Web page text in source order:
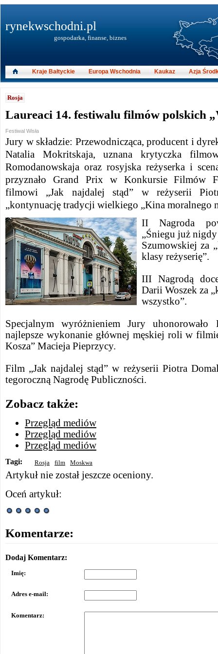
Rosja
Laureaci 14. festiwalu filmów polskich
Festiwal Wisła
Jury w składzie: Przewodnicząca, producent i
Natalia Mokritskaja, uznana krytyczka
Romodanowskaja oraz rosyjska reżyserka i
przyznało Grand Prix w Konkursie Filmów
filmowi „Jak najdalej stąd” w reżyserii
„kontynuację tradycji wielkiego „Kina moralnego
II Nagroda
„Śniegu już
Szumowskiej za
klasy reżyserię”.
III Nagrodą
Darii Woszek za
wszystko”.
Specjalnym wyróżnieniem Jury
najlepsze wykonanie głównej męskiej roli w
Kosza” Macieja Pieprzycy.
Film „Jak najdalej stąd” w reżyserii Piotra
tegoroczną Nagrodę Publiczności.
Zobacz także:
Przegląd mediów
Przegląd mediów
Przegląd mediów
Tagi: Rosja film Moskwa
Artykuł nie został jeszcze oceniony.
Oceń artykuł:
Komentarze:
Dodaj Komentarz:
Imię:
Adres e-mail:
Komentarz:
rynekwschodni.pl
gospodarka, finanse, biznes
Kraje Bałtyckie Europa Wschodnia Kaukaz Azja